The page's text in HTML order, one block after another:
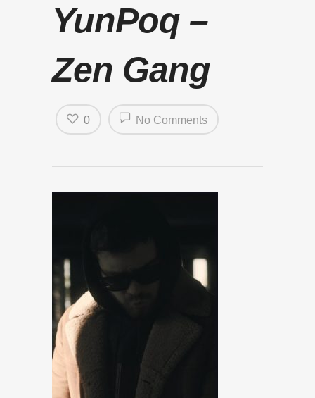
YunPoq –
Zen Gang
No Comments
0